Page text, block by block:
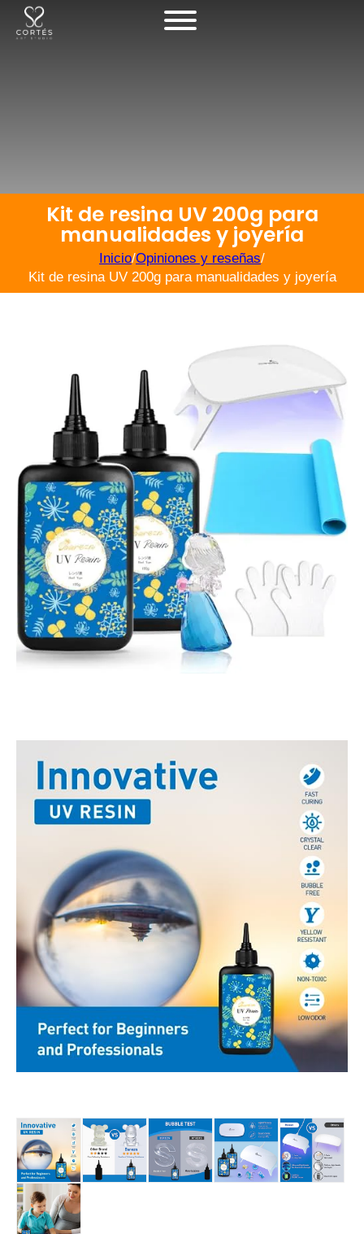
Kit de resina UV 200g para
manualidades y joyería
Inicio/Opiniones y reseñas/
Kit de resina UV 200g para manualidades y joyería